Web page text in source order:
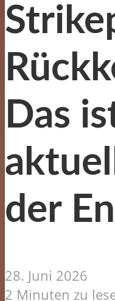
Das
der
28. Juni 2026
2 Minuten zu